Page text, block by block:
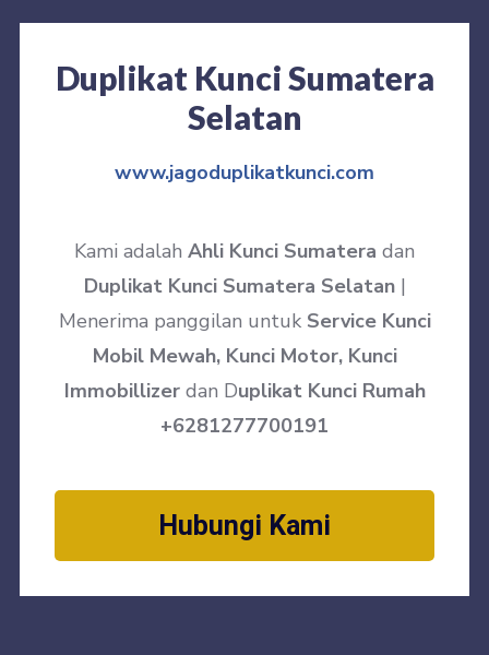
Duplikat Kunci Sumatera
Selatan
www.jagoduplikatkunci.com
Kami adalah Ahli Kunci Sumatera dan
Duplikat Kunci Sumatera Selatan|
Menerima panggilan untuk Service Kunci
Mobil Mewah, Kunci Motor, Kunci
Immobillizerdan Duplikat Kunci Rumah
+6281277700191
Hubungi Kami